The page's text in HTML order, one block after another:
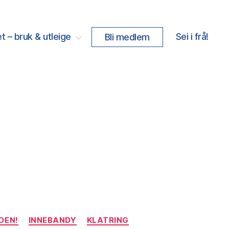
– bruk & utleige Bli medlem Sei i frå!
INNEBANDY
KLATRING